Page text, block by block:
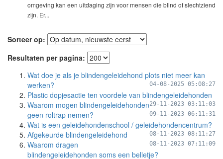
omgeving kan een uitdaging zijn voor mensen die blind of slechtziend
zijn. Er...
Sorteer op:
Resultaten per pagina:
Wat doe je als je blindengeleidehond plots niet meer kan
werken?
04-08-2025 05:08:27
Plastic dopjesactie ten voordele van blindengeleidehonden
29-11-2023 03:11:03
Waarom mogen blindengeleidehonden
geen roltrap nemen?
09-11-2023 06:11:31
Wat is een geleidehondenschool / geleidehondencentrum?
08-11-2023 08:11:27
Afgekeurde blindengeleidehond
08-11-2023 07:11:09
Waarom dragen
blindengeleidehonden soms een belletje?